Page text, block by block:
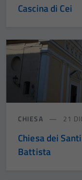
Cascina di Cei
CHIESA 21
Chiesa dei
Battista